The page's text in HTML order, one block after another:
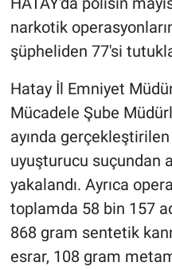
narkotik
şüpheliden 77'si
Hatay İl Emniyet
Mücadele Şube
ayında
uyuşturucu suçundan
yakalandı. Ayrıca
toplamda 58 bin 157
868 gram sentetik
esrar, 108 gram